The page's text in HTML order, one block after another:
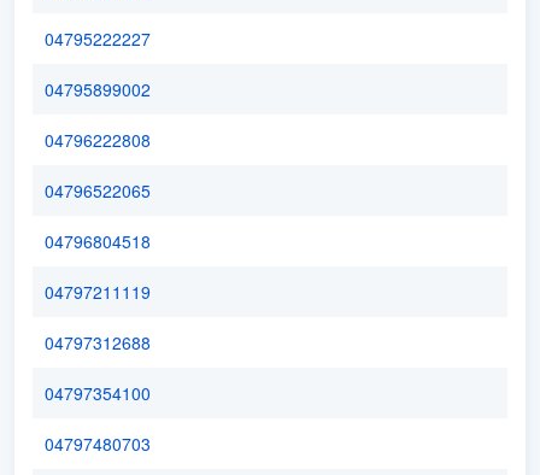
04795222227
04795899002
04796222808
04796522065
04796804518
04797211119
04797312688
04797354100
04797480703